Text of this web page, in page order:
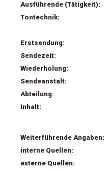
Ausführende (Tätigkeit):
Tontechnik:
Erstsendung:
Sendezeit:
Wiederholung:
Sendeanstalt:
Abteilung:
Inhalt:
Weiterführende Angaben:
interne Quellen:
externe Quellen: